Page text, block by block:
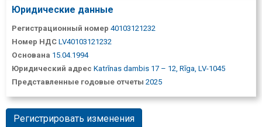
Юридические данные
Регистрационный номер 40103121232
Номер НДС LV40103121232
Основана 15.04.1994
Юридический адрес Katrīnas dambis 17 – 12, Rīga, LV-1045
Представленные годовые отчеты 2025
Регистрировать изменения